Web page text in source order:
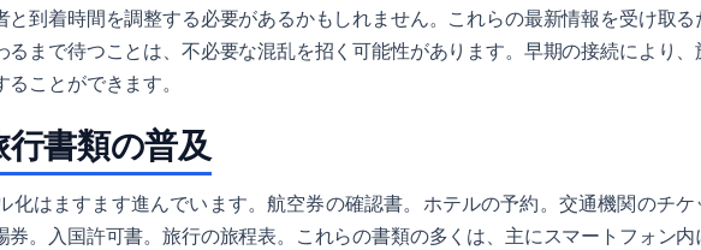
と到着時間を調整する必要があるかもしれません。これらの最新情報を受け取る
るまで待つことは、不必要な混乱を招く可能性があります。早期の接続により、
ことができます。
書類の普及
化はますます進んでいます。航空券の確認書。ホテルの予約。交通機関のチケ
券。入国許可書。旅行の旅程表。これらの書類の多くは、主にスマートフォン内